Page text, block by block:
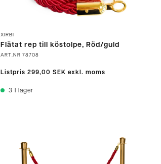
XIRBI
Flätat rep till köstolpe, Röd/guld
ART.NR 78708
Listpris 299,00 SEK exkl. moms
3 I lager